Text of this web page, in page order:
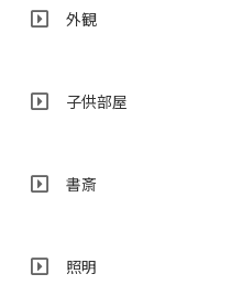
外観
子供部屋
書斎
照明